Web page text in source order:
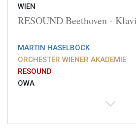
WIEN
RESOUND Beethoven -
MARTIN HASELBÖCK
ORCHESTER WIENER AKADEMIE
RESOUND
OWA